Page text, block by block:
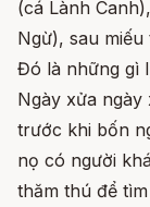
(cá Lành Canh),
Ngừ), sau
Đó là những gì
Ngày xửa ngày
trước khi bốn
nọ có người
thăm thú để